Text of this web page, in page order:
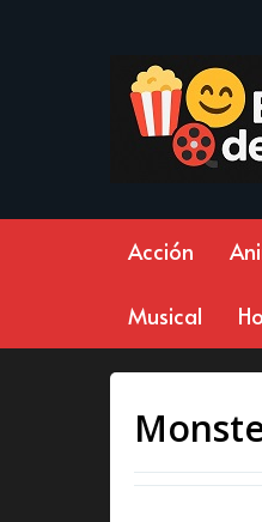
Acción
Musical